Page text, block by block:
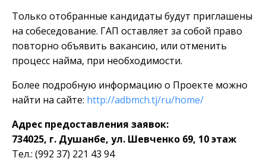
Только отобранные кандидаты будут приглашены
на собеседование. ГАП оставляет за собой право
повторно объявить вакансию, или отменить
процесс найма, при необходимости.
Более подробную информацию о Проекте можно
найти на сайте: http://adbmch.tj/ru/home/
Адрес предоставления заявок:
734025, г. Душанбе, ул. Шевченко 69, 10 этаж
Тел.: (992 37) 221 43 94